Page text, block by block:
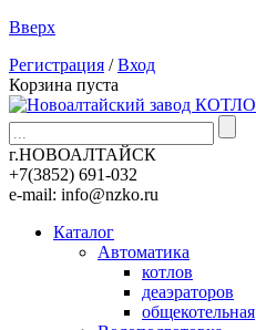
Вверх
Регистрация /Вход
Корзина пуста
г.НОВОАЛТАЙСК
+7(3852) 691-032
e-mail: info@nzko.ru
Каталог
Автоматика
котлов
деаэраторов
общекотельная